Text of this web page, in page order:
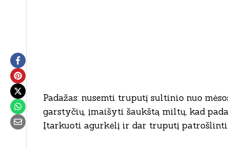
Padažas: nusemti truputį sultinio nuo
garstyčių, įmaišyti šaukštą miltų, kad
Įtarkuoti agurkėlį ir dar truputį patrošlinti.